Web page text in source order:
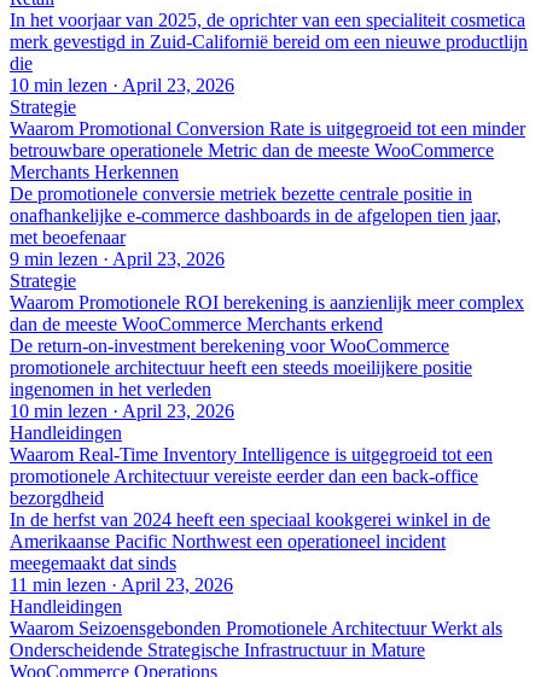
In het voorjaar van 2025, de oprichter van een specialiteit cosmetica
merk gevestigd in Zuid-Californië bereid om een nieuwe productlijn
die
10 min lezen · April 23, 2026
Strategie
Waarom Promotional Conversion Rate is uitgegroeid tot een minder
betrouwbare operationele Metric dan de meeste WooCommerce
Merchants Herkennen
De promotionele conversie metriek bezette centrale positie in
onafhankelijke e-commerce dashboards in de afgelopen tien jaar,
met beoefenaar
9 min lezen · April 23, 2026
Strategie
Waarom Promotionele ROI berekening is aanzienlijk meer complex
dan de meeste WooCommerce Merchants erkend
De return-on-investment berekening voor WooCommerce
promotionele architectuur heeft een steeds moeilijkere positie
ingenomen in het verleden
10 min lezen · April 23, 2026
Handleidingen
Waarom Real-Time Inventory Intelligence is uitgegroeid tot een
promotionele Architectuur vereiste eerder dan een back-office
bezorgdheid
In de herfst van 2024 heeft een speciaal kookgerei winkel in de
Amerikaanse Pacific Northwest een operationeel incident
meegemaakt dat sinds
11 min lezen · April 23, 2026
Handleidingen
Waarom Seizoensgebonden Promotionele Architectuur Werkt als
Onderscheidende Strategische Infrastructuur in Mature
WooCommerce Operations